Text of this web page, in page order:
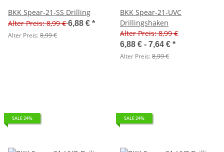
BKK Spear-21-SS Drilling
Alter Preis: 8,99 €6,88 € *
Alter Preis:8,99 €
BKK Spear-21-UVC
Drillingshaken
Alter Preis: 8,99 €
6,88 € - 7,64 € *
Alter Preis:8,99 €
SALE 24% SALE 24%